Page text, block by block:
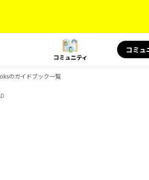
コミュニティ
コミュ
のガイドブック一覧